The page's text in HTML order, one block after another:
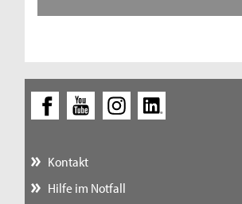
Kontakt
Hilfe im Notfall